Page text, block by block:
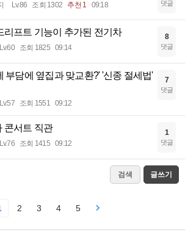
Lv.86 조회 1302 추천 1 09:18 댓글
리프트 기능이 추가된 전기차
Lv.60 조회 1825 09:14
8
댓글
부담에 옆집과 맞교환?' '신종 절세법'
Lv.57 조회 1551 09:12
7
댓글
콘서트 직관
Lv.76 조회 1415 09:12
1
댓글
검색 글쓰기
2 3 4 5